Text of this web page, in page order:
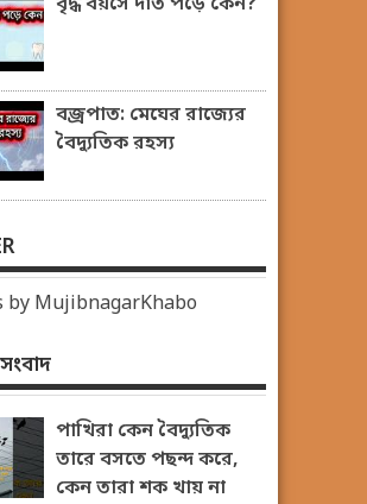
বজ্রপাত: মেঘের রাজ্যের
বৈদ্যুতিক রহস্য
by MujibnagarKhabo
পাখিরা কেন বৈদ্যুতিক
তারে বসতে পছন্দ করে,
কেন তারা শক খায় না